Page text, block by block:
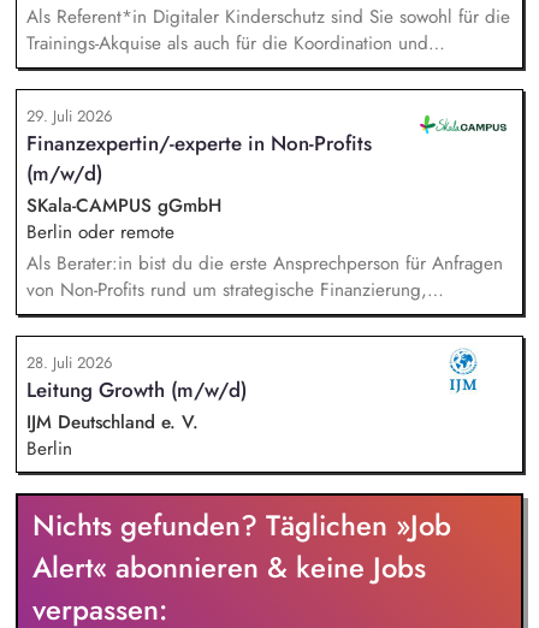
Als Referent*in Digitaler Kinderschutz sind Sie sowohl für die
Trainings-Akquise als auch für die Koordination und
Durchführung von ca. zweistündigen Workshops
verantwortlich. Identifikation, Ansprache und Akquise von
Institutionen und Organisationen für Trainings zum sensiblen
Umgang mit Kinderfotos und -videos (z. B. Kitas, Schulen,
Sportvereine und -verbände, Jugendverbände,
Kinder-/Jugendreiseveranstalter). Eigenständige Konzeption
und Durchführung zielgruppengerechter Trainings in
digitalen Formaten sowie in Präsenz bei Auftraggebern.
29. Juli 2026
Finanzexpertin/-experte in Non-Profits
(m/w/d)
SKala-CAMPUS gGmbH
Berlin oder remote
Als Berater:in bist du die erste Ansprechperson für Anfragen
von Non-Profits rund um strategische Finanzierung,
Finanzmanagement und Fundraising. Dabei entwickelst du
den gesamten Prozess von der Anfrage über
Angebotserstellung bis zur eigenverantwortlichen Umsetzung.
Auf Basis der jeweiligen Herausforderungen entwickelst du
passgenaue Beratungsprozesse und berätst Organisationen zu
zentralen Fragen ihrer finanziellen Steuerung und
strategischen Weiterentwicklung.
28. Juli 2026
Leitung Growth (m/w/d)
IJM Deutschland e. V.
Berlin
Nichts gefunden? Täglichen »Job
Alert« abonnieren & keine Jobs
verpassen: